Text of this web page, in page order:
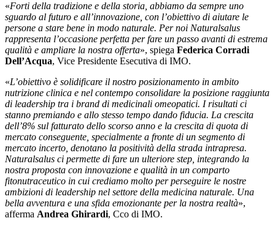
«Forti della tradizione e della storia, abbiamo da sempre uno
sguardo al futuro e all’innovazione, con l’obiettivo di aiutare le
persone a stare bene in modo naturale. Per noi Naturalsalus
rappresenta l’occasione perfetta per fare un passo avanti di estrema
qualità e ampliare la nostra offerta», spiega Federica Corradi
Dell’Acqua, Vice Presidente Esecutiva di IMO.
«L’obiettivo è solidificare il nostro posizionamento in ambito
nutrizione clinica e nel contempo consolidare la posizione raggiunta
di leadership tra i brand di medicinali omeopatici. I risultati ci
stanno premiando e allo stesso tempo dando fiducia. La crescita
dell’8% sul fatturato dello scorso anno e la crescita di quota di
mercato conseguente, specialmente a fronte di un segmento di
mercato incerto, denotano la positività della strada intrapresa.
Naturalsalus ci permette di fare un ulteriore step, integrando la
nostra proposta con innovazione e qualità in un comparto
fitonutraceutico in cui crediamo molto per perseguire le nostre
ambizioni di leadership nel settore della medicina naturale. Una
bella avventura e una sfida emozionante per la nostra realtà»,
afferma Andrea Ghirardi, Cco di IMO.